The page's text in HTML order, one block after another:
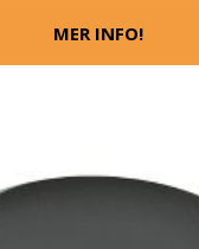
MER INFO!